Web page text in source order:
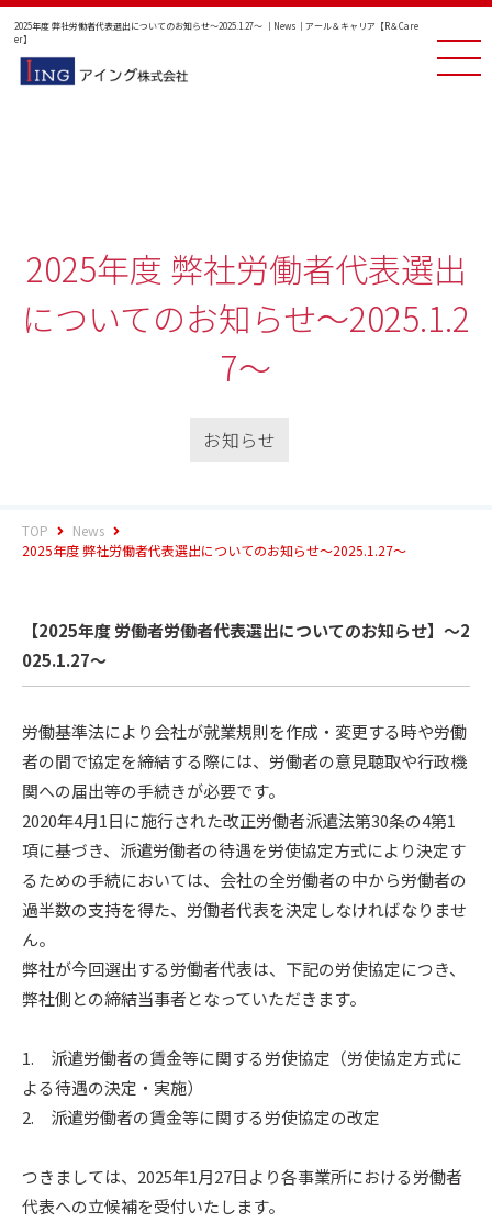
2025年度 弊社労働者代表選出についてのお知らせ～2025.1.27～ ｜News｜アール＆キャリア【R＆Care
er】
2025年度 弊社労働者代表選出
についてのお知らせ～2025.1.2
7～
お知らせ
TOP
News
2025年度 弊社労働者代表選出についてのお知らせ～2025.1.27～
【2025年度 労働者労働者代表選出についてのお知らせ】～2
025.1.27～
労働基準法により会社が就業規則を作成・変更する時や労働
者の間で協定を締結する際には、労働者の意見聴取や行政機
関への届出等の手続きが必要です。
2020年4月1日に施行された改正労働者派遣法第30条の4第1
項に基づき、派遣労働者の待遇を労使協定方式により決定す
るための手続においては、会社の全労働者の中から労働者の
過半数の支持を得た、労働者代表を決定しなければなりませ
ん。
弊社が今回選出する労働者代表は、下記の労使協定につき、
弊社側との締結当事者となっていただきます。
1. 派遣労働者の賃金等に関する労使協定（労使協定方式に
よる待遇の決定・実施）
2. 派遣労働者の賃金等に関する労使協定の改定
つきましては、2025年1月27日より各事業所における労働者
代表への立候補を受付いたします。